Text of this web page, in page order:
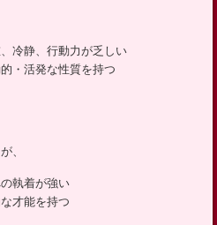
冷静、行動力が乏しい
・活発な性質を持つ
、
執着が強い
才能を持つ